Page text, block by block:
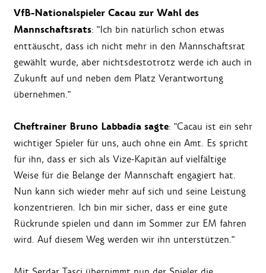
VfB-Nationalspieler Cacau zur Wahl des
Mannschaftsrats: "Ich bin natürlich schon etwas
enttäuscht, dass ich nicht mehr in den Mannschaftsrat
gewählt wurde, aber nichtsdestotrotz werde ich auch in
Zukunft auf und neben dem Platz Verantwortung
übernehmen."
Cheftrainer Bruno Labbadia sagte: "Cacau ist ein sehr
wichtiger Spieler für uns, auch ohne ein Amt. Es spricht
für ihn, dass er sich als Vize-Kapitän auf vielfältige
Weise für die Belange der Mannschaft engagiert hat.
Nun kann sich wieder mehr auf sich und seine Leistung
konzentrieren. Ich bin mir sicher, dass er eine gute
Rückrunde spielen und dann im Sommer zur EM fahren
wird. Auf diesem Weg werden wir ihn unterstützen."